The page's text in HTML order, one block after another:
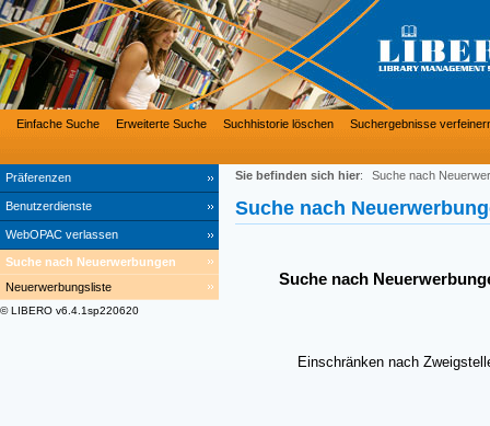
Präferenzen
Benutzerdienste
WebOPAC verlassen
Einfache Suche Erweiterte Suche Suchhistorie löschen Suchergebnisse
Suche nach Neuerwerbungen
Neuerwerbungsliste
© LIBERO v6.4.1sp220620
Sie befinden sich hier: Suche nach
Suche nach
Suche nach
Einschränken nach